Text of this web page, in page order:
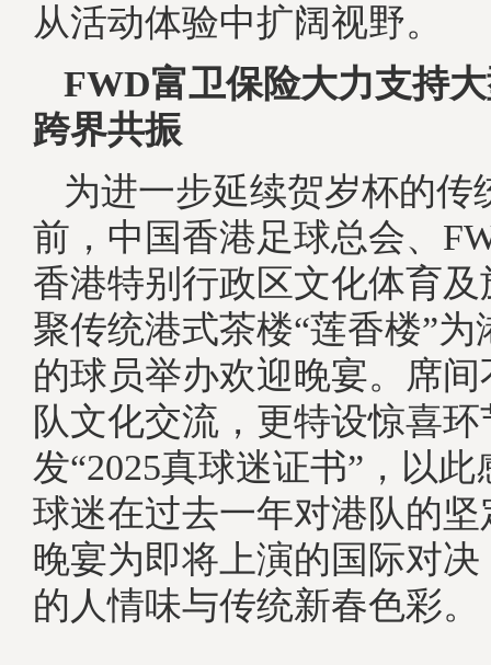
从活动体验中扩阔视野。
FWD富卫保险大力支持
跨界共振
为进一步延续贺岁杯的传
前，中国香港足球总会、
香港特别行政区文化体育
聚传统港式茶楼“莲香楼”为
的球员举办欢迎晚宴。席
队文化交流，更特设惊喜环
发“2025真球迷证书”，以
球迷在过去一年对港队的
晚宴为即将上演的国际对
的人情味与传统新春色彩。